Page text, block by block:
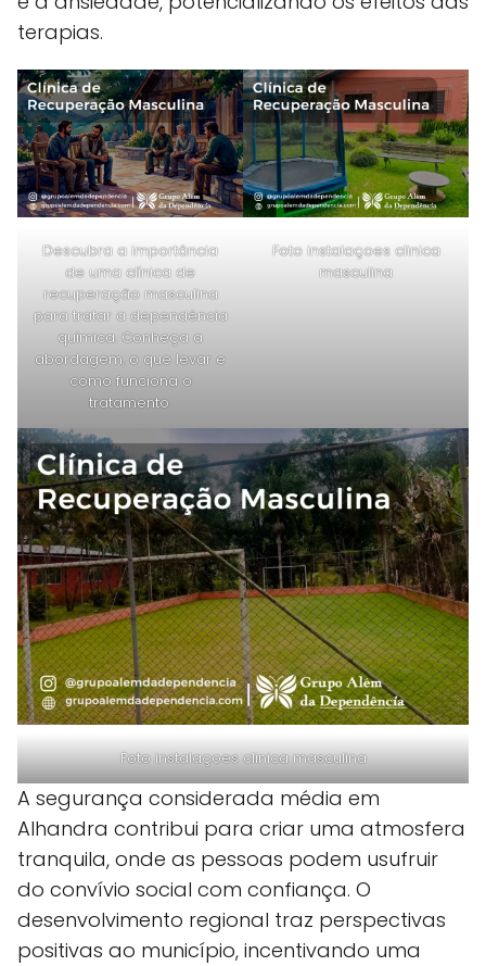
terapias.
Descubra a importância
de uma clínica de
recuperação masculina
para tratar a dependência
química. Conheça a
abordagem, o que levar e
como funciona o
tratamento.
Foto instalaçoes clinica
masculina
Foto instalaçoes clinica masculina
A segurança considerada média em
Alhandra contribui para criar uma atmosfera
tranquila, onde as pessoas podem usufruir
do convívio social com confiança. O
desenvolvimento regional traz perspectivas
positivas ao município, incentivando uma